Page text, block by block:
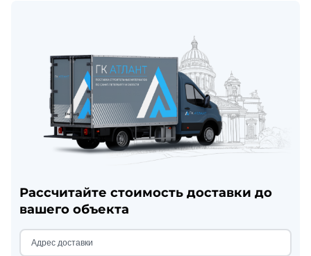
Рассчитайте стоимость доставки до
вашего объекта